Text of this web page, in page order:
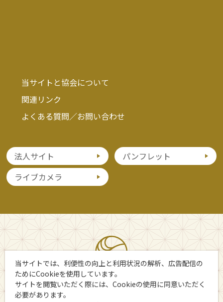
当サイトと協会について
関連リンク
よくある質問／お問い合わせ
法人サイト
パンフレット
ライブカメラ
当サイトでは、利便性の向上と利用状況の解析、広告配信の
ためにCookieを使用しています。
サイトを閲覧いただく際には、Cookieの使用に同意いただく
必要があります。